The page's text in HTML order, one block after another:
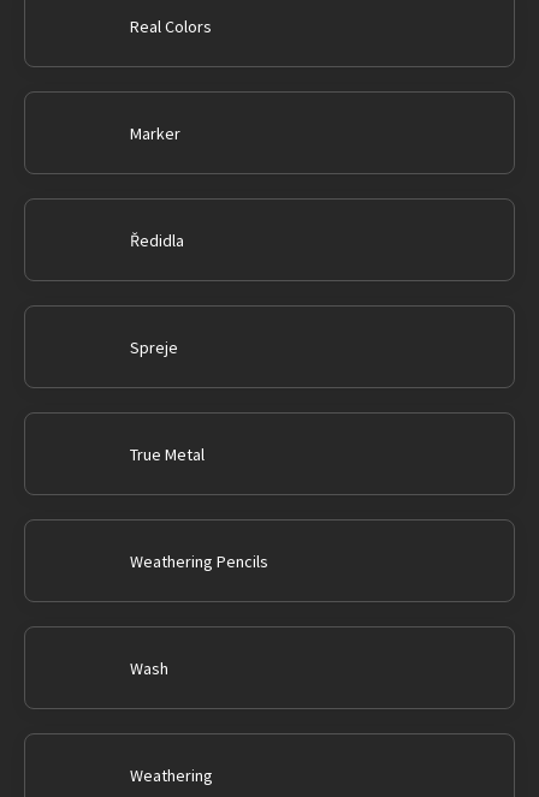
Real Colors
Marker
Ředidla
Spreje
True Metal
Weathering Pencils
Wash
Weathering